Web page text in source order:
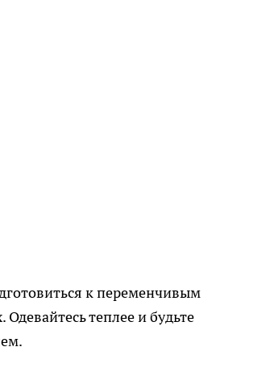
к переменчивым
теплее и будьте